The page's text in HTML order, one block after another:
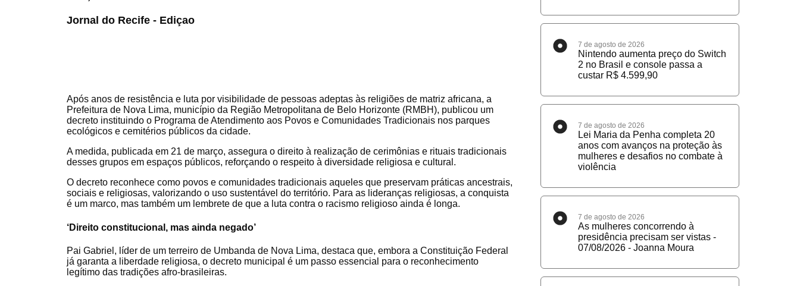
Jornal do Recife - Ediçao
Após anos de resistência e luta por visibilidade de pessoas adeptas às religiões de matriz africana, a
Prefeitura de Nova Lima, município da Região Metropolitana de Belo Horizonte (RMBH), publicou um
decreto instituindo o Programa de Atendimento aos Povos e Comunidades Tradicionais nos parques
ecológicos e cemitérios públicos da cidade.
A medida, publicada em 21 de março, assegura o direito à realização de cerimônias e rituais tradicionais
desses grupos em espaços públicos, reforçando o respeito à diversidade religiosa e cultural.
O decreto reconhece como povos e comunidades tradicionais aqueles que preservam práticas ancestrais,
sociais e religiosas, valorizando o uso sustentável do território. Para as lideranças religiosas, a conquista
é um marco, mas também um lembrete de que a luta contra o racismo religioso ainda é longa.
‘Direito constitucional, mas ainda negado’
Pai Gabriel, líder de um terreiro de Umbanda de Nova Lima, destaca que, embora a Constituição Federal
já garanta a liberdade religiosa, o decreto municipal é um passo essencial para o reconhecimento
legítimo das tradições afro-brasileiras.
7 de agosto de 2026
Nintendo aumenta preço do Switch
2 no Brasil e console passa a
custar R$ 4.599,90
7 de agosto de 2026
Lei Maria da Penha completa 20
anos com avanços na proteção às
mulheres e desafios no combate à
violência
7 de agosto de 2026
As mulheres concorrendo à
presidência precisam ser vistas -
07/08/2026 - Joanna Moura